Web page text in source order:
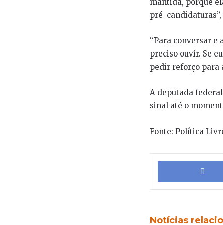
pré-
“Para conversar e
preciso ouvir. Se
pedir reforço para
A deputada
sinal até o
Fonte: Política
Notícias